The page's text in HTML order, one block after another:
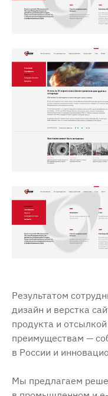
Результатом
дизайн и верстка
продукта и
преимуществам —
в России и
Мы предлагаем